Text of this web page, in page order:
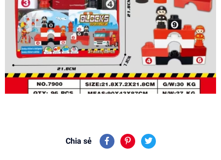
Chia sẻ